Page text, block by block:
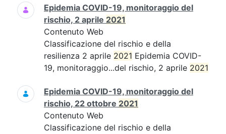
Epidemia COVID-19, monitoraggio del
rischio, 2 aprile 2021
Contenuto Web
Classificazione del rischio e della
resilienza 2 aprile 2021 Epidemia COVID-
19, monitoraggio...del rischio, 2 aprile 2021
Epidemia COVID-19, monitoraggio del
rischio, 22 ottobre 2021
Contenuto Web
Classificazione del rischio e della